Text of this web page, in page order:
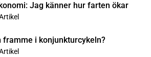
Jag känner hur farten ökar
framme i konjunkturcykeln?